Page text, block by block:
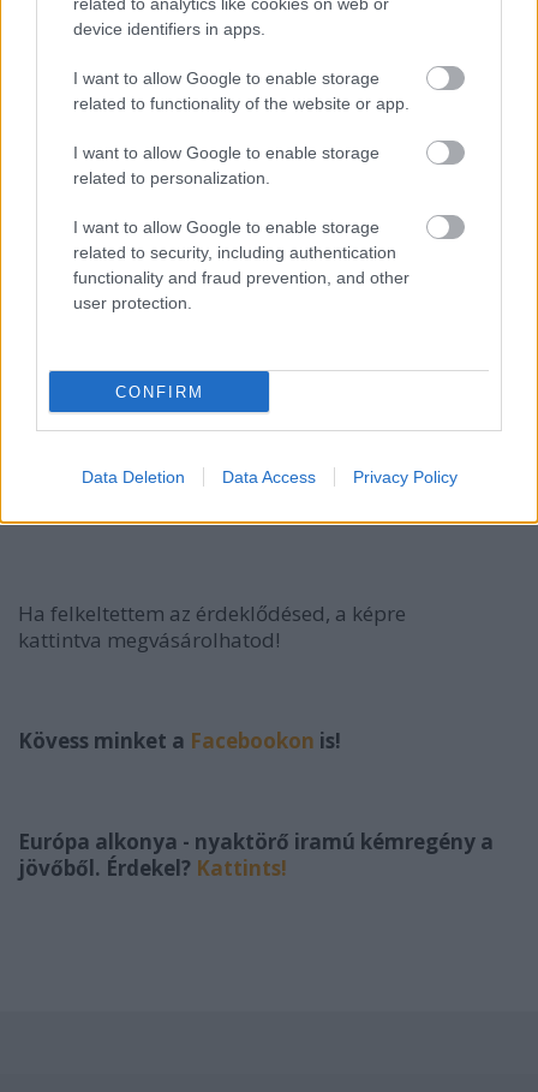
device identifiers in apps.
I want to allow Google to enable storage
related to functionality of the website or app.
I want to allow Google to enable storage
related to personalization.
I want to allow Google to enable storage
related to security, including authentication
functionality and fraud prevention, and other
user protection.
CONFIRM
Data Deletion Data Access Privacy Policy
Ha felkeltettem az érdeklődésed, a képre
kattintva megvásárolhatod!
Kövess minket a Facebookon is!
Európa alkonya - nyaktörő iramú kémregény a
jövőből. Érdekel? Kattints!